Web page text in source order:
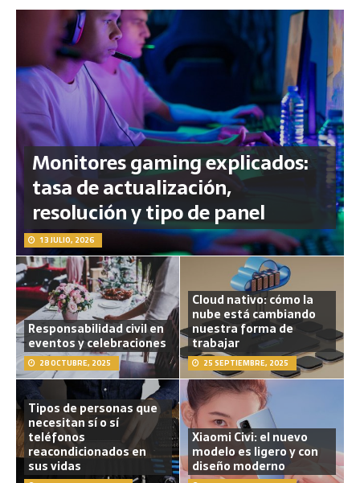
Monitores gaming explicados:
tasa de actualización,
resolución y tipo de panel
13 JULIO, 2026
Responsabilidad civil en
eventos y celebraciones
28 OCTUBRE, 2025
Cloud nativo: cómo la
nube está cambiando
nuestra forma de
trabajar
25 SEPTIEMBRE, 2025
Tipos de personas que
necesitan sí o sí
teléfonos
reacondicionados en
sus vidas
Xiaomi Civi: el nuevo
modelo es ligero y con
diseño moderno